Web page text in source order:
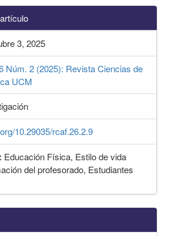
3, 2025
Núm. 2 (2025): Revista Ciencias de
UCM
10.29035/rcaf.26.2.9
Educación Física, Estilo de vida
del profesorado, Estudiantes